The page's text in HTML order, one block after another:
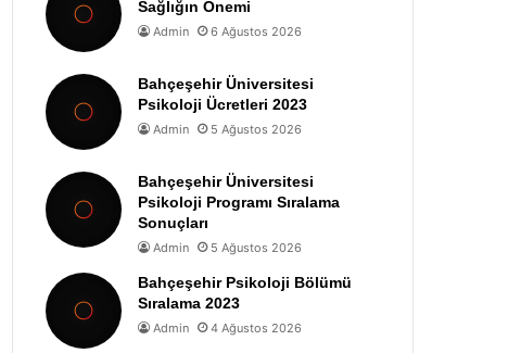
Sağlığın Önemi
Admin 6 Ağustos 2026
Bahçeşehir Üniversitesi
Psikoloji Ücretleri 2023
Admin 5 Ağustos 2026
Bahçeşehir Üniversitesi
Psikoloji Programı Sıralama
Sonuçları
Admin 5 Ağustos 2026
Bahçeşehir Psikoloji Bölümü
Sıralama 2023
Admin 4 Ağustos 2026